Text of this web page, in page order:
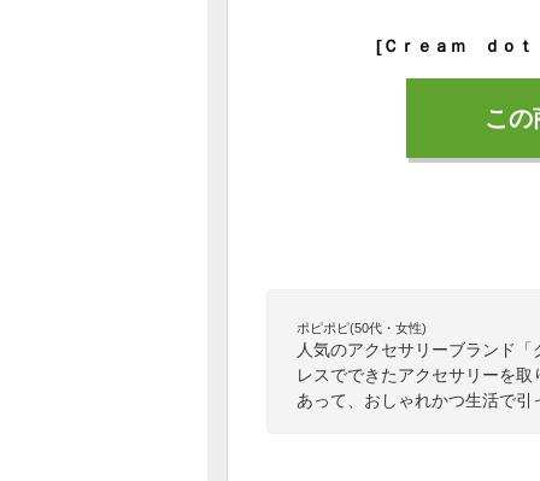
こ
ポピポピ(50代・女性)
人気のアクセサリーブランド
レスでできたアクセサリーを
あって、おしゃれかつ生活で